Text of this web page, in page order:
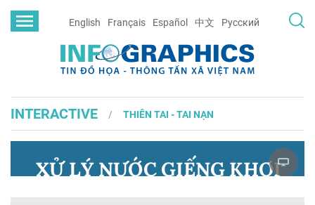
English Français Español 中文 Русский
INTERACTIVE THIÊN TAI - TAI NẠN